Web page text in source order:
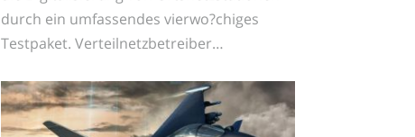
durch ein umfassendes vierwo?chiges
Testpaket. Verteilnetzbetreiber…